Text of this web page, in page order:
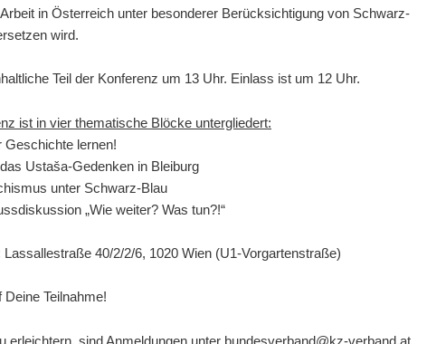
in Österreich unter besonderer Berücksichtigung von Schwarz-
wird.
Teil der Konferenz um 13 Uhr. Einlass ist um 12 Uhr.
ist in vier thematische Blöcke untergliedert:
lernen!
Ustaša-Gedenken in Bleiburg
unter Schwarz-Blau
„Wie weiter? Was tun?!“
40/2/2/6, 1020 Wien (U1-Vorgartenstraße)
Teilnahme!
erleichtern, sind Anmeldungen unter bundesverband@kz-verband.at